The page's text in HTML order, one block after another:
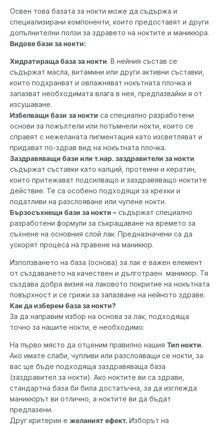
Освен това базата за нокти може да съдържа и
специализирани компоненти, които предоставят и други
допълнителни ползи за здравето на ноктите и маникюра.
Видове бази за нокти:
Хидратираща база за нокти. В нейния състав се
съдържат масла, витамини или други активни съставки,
които подхранват и овлажняват нокътната плочка и
запазват необходимата влага в нея, предпазвайки я от
изсушаване.
Избелващи бази за нокти са специално разработени
основи за пожълтели или потъмнели нокти, които се
справят с нежеланата пигментация като изсветляват и
придават по-здрав вид на нокътната плочка.
Заздравяващи бази или т.нар. заздравители за нокти
съдържат съставки като калций, протеини и кератин,
които притежават подсилващо и заздравяващо ноктите
действие. Те са особено подходящи за крехки и
податливи на разслояване или чупене нокти.
Бързосъхнещи бази за нокти – съдържат специално
разработени формули за съкращаване на времето за
съхнене на основния слой лак. Предназначени са да
ускорят процеса на правене на маникюр.
Използването на база (основа) за лак е важен елемент
от създаването на качествен и дълготраен маникюр. Тя
създава добра визия на лаковото покритие на нокътната
повърхност и се грижи за запазване на нейното здраве.
Как да изберем база за нокти?
За да направим избор на основа за лак, подходяща
точно за нашите нокти, е необходимо:
На първо място да отценим правилно нашия Тип нокти.
Ако имате слаби, чупливи или разслояващи се нокти, за
вас ще бъде подходяща заздравяваща база
(заздравител за нокти). Ако ноктите ви са здрави,
стандартна база би била достатъчна, за да изглежда
маникюрът ви отлично, а ноктите ви да бъдат
предпазени.
Друг критерии е желаният ефект. Изборът на